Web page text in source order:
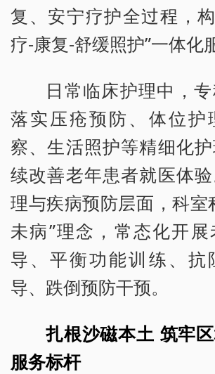
复、安宁疗护全过程，
疗-康复-舒缓照护”一体化
日常临床护理中，
落实压疮预防、体位护
察、生活照护等精细化
续改善老年患者就医体
理与疾病预防层面，科室
未病”理念，常态化开
导、平衡功能训练、抗
导、跌倒预防干预。
扎根沙磁本土 筑牢
服务标杆